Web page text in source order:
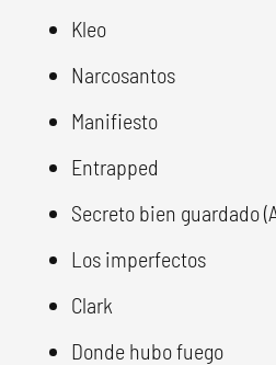
Kleo
Narcosantos
Manifiesto
Entrapped
Secreto bien guardado
Los imperfectos
Clark
Donde hubo fuego